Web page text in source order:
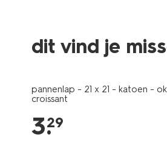
dit vind je
pannenlap - 21 x 21 - katoen -
croissant
3.
29